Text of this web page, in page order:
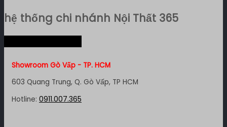
hệ thống chi nhánh Nội Thất 365
Showroom Gò Vấp - TP. HCM
603 Quang Trung, Q. Gò Vấp, TP HCM
Hotline: 0911.007.365